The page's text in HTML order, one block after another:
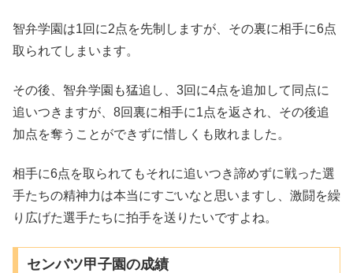
智弁学園は1回に2点を先制しますが、その裏に相手に6点
取られてしまいます。
その後、智弁学園も猛追し、3回に4点を追加して同点に
追いつきますが、8回裏に相手に1点を返され、その後追
加点を奪うことができずに惜しくも敗れました。
相手に6点を取られてもそれに追いつき諦めずに戦った選
手たちの精神力は本当にすごいなと思いますし、激闘を繰
り広げた選手たちに拍手を送りたいですよね。
センバツ甲子園の成績